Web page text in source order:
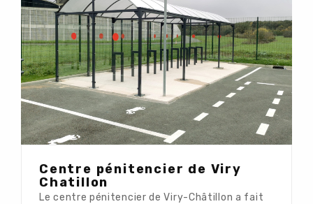
Centre pénitencier de Viry
Chatillon
Le centre pénitencier de Viry-Châtillon a fait